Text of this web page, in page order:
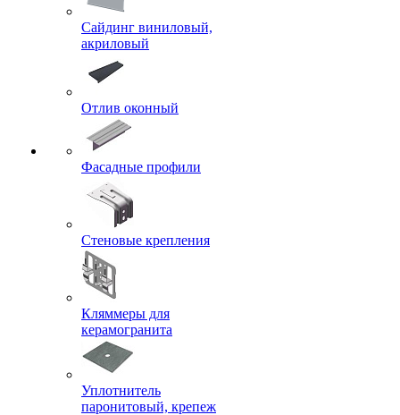
Сайдинг виниловый,
акриловый
Отлив оконный
Фасадные профили
Стеновые крепления
Кляммеры для
керамогранита
Уплотнитель
паронитовый, крепеж